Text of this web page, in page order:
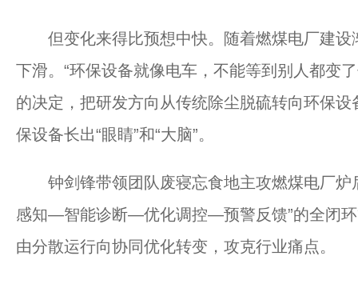
但变化来得比预想中快。随着燃煤电厂建设
下滑。“环保设备就像电车，不能等到别人都变
的决定，把研发方向从传统除尘脱硫转向环保
保设备长出“眼睛”和“大脑”。
钟剑锋带领团队废寝忘食地主攻燃煤电厂炉
感知—智能诊断—优化调控—预警反馈”的全闭
由分散运行向协同优化转变，攻克行业痛点。